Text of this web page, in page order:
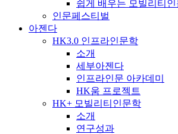
쉽게 배우는 모빌리티
인문페스티벌
아젠다
HK3.0 인프라인문학
소개
세부아젠다
인프라인문 아카데미
HK움 프로젝트
HK+ 모빌리티인문학
소개
연구성과